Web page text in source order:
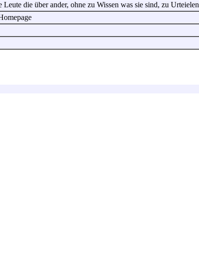
Leute die über ander, ohne zu Wissen was sie sind, zu Urteielen